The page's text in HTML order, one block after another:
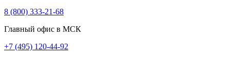
8 (800) 333‑21-68
Главный офис в МСК
+7 (495) 120-44-92